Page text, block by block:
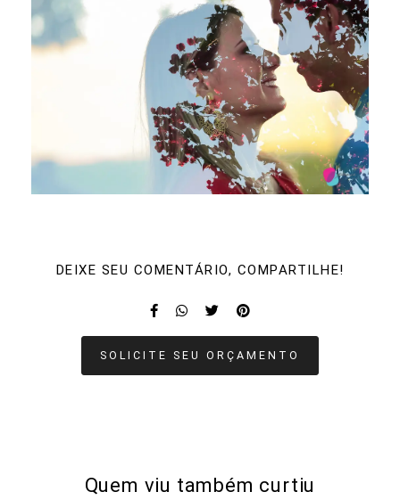
DEIXE SEU COMENTÁRIO, COMPARTILHE!
SOLICITE SEU ORÇAMENTO
Quem viu também curtiu